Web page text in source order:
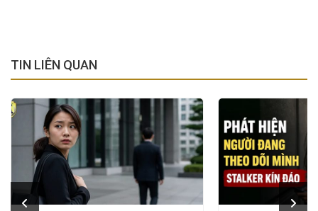
TIN LIÊN QUAN